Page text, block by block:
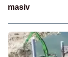
masiv